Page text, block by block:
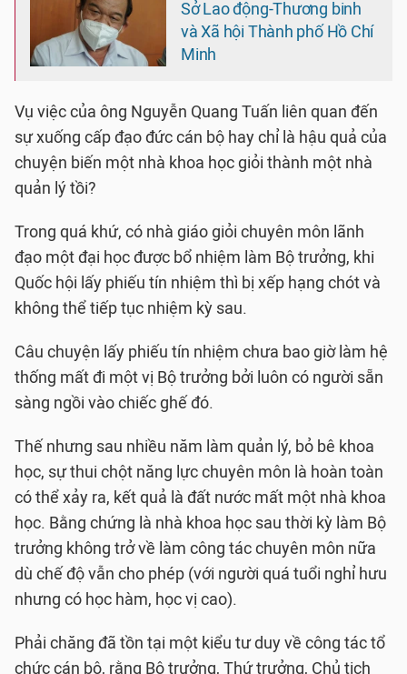
Sở Lao động-Thương binh
và Xã hội Thành phố Hồ Chí
Minh
Vụ việc của ông Nguyễn Quang Tuấn liên quan đến
sự xuống cấp đạo đức cán bộ hay chỉ là hậu quả của
chuyện biến một nhà khoa học giỏi thành một nhà
quản lý tồi?
Trong quá khứ, có nhà giáo giỏi chuyên môn lãnh
đạo một đại học được bổ nhiệm làm Bộ trưởng, khi
Quốc hội lấy phiếu tín nhiệm thì bị xếp hạng chót và
không thể tiếp tục nhiệm kỳ sau.
Câu chuyện lấy phiếu tín nhiệm chưa bao giờ làm hệ
thống mất đi một vị Bộ trưởng bởi luôn có người sẵn
sàng ngồi vào chiếc ghế đó.
Thế nhưng sau nhiều năm làm quản lý, bỏ bê khoa
học, sự thui chột năng lực chuyên môn là hoàn toàn
có thể xảy ra, kết quả là đất nước mất một nhà khoa
học. Bằng chứng là nhà khoa học sau thời kỳ làm Bộ
trưởng không trở về làm công tác chuyên môn nữa
dù chế độ vẫn cho phép (với người quá tuổi nghỉ hưu
nhưng có học hàm, học vị cao).
Phải chăng đã tồn tại một kiểu tư duy về công tác tổ
chức cán bộ, rằng Bộ trưởng, Thứ trưởng, Chủ tịch